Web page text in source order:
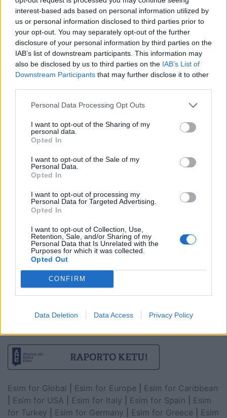
interest-based ads based on personal information utilized by
us or personal information disclosed to third parties prior to
your opt-out. You may separately opt-out of the further
disclosure of your personal information by third parties on the
IAB’s list of downstream participants. This information may
also be disclosed by us to third parties on the IAB’s List of
Downstream Participants that may further disclose it to other
Personal Data Processing Opt Outs
I want to opt-out of the Sharing of my
personal data.
Opted In
I want to opt-out of the Sale of my
Personal Data.
Opted In
I want to opt-out of processing my
Personal Data for Targeted Advertising.
Opted In
I want to opt-out of Collection, Use,
Retention, Sale, and/or Sharing of my
Personal Data that Is Unrelated with the
Purposes for which it was collected.
Opted Out
CONFIRM
Data Deletion Data Access Privacy Policy
Smart #2 sjell sërish makinën e
vogël urbane elektrike me dy
vende
Mercedes-AMG CLA 45
elektrik thyen rekordin e klasës
së tij në Nürburgring
në motin hapësinor dhe Tokë
Esim for Global Esim for Europe
Esim for Caribbean
Esim for USA Esim for Italy Esim for Spain
Esim
for Turkey
Esim for Germany Esim for Greece
Esim